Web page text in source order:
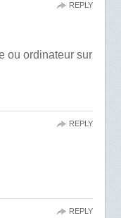
ou ordinateur sur
REPLY
REPLY
REPLY